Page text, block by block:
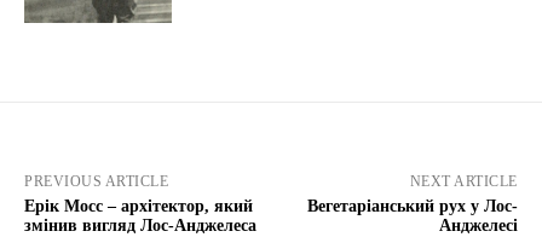
PREVIOUS ARTICLE
Ерік Мосс – архітектор, який
змінив вигляд Лос-Анджелеса
NEXT ARTICLE
Вегетаріанський рух у Лос-
Анджелесі